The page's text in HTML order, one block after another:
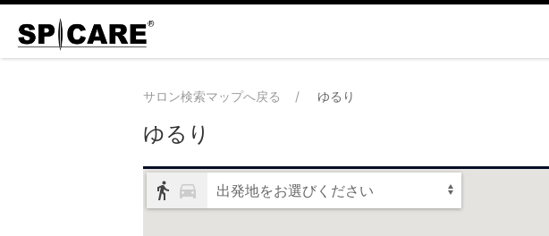
サロン検索マップへ戻る ゆるり
ゆるり
出発地をお選びください